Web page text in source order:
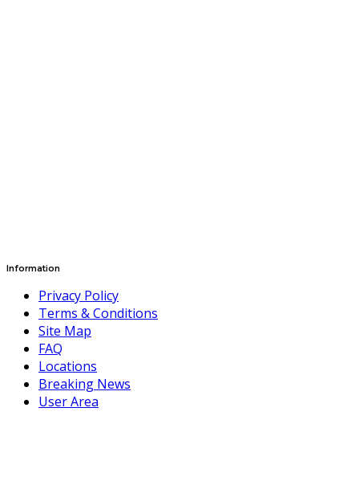
Information
Privacy Policy
Terms & Conditions
Site Map
FAQ
Locations
Breaking News
User Area